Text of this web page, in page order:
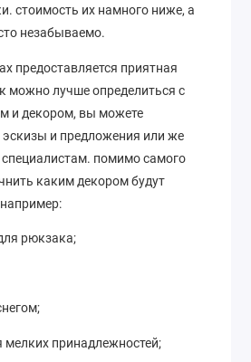
стоимость их намного ниже, а
незабываемо.
предоставляется приятная
можно лучше определиться с
и декором, вы можете
эскизы и предложения или же
помимо самого
каким декором будут
рюкзака;
принадлежностей;